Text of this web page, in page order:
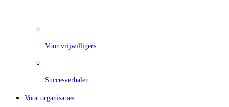
Voor vrijwilligers
Succesverhalen
Voor organisaties